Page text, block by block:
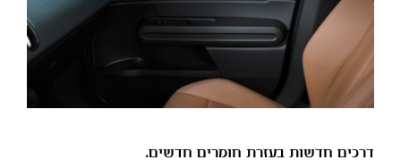
דרכים חדשות בעזרת חומרים חדשים.